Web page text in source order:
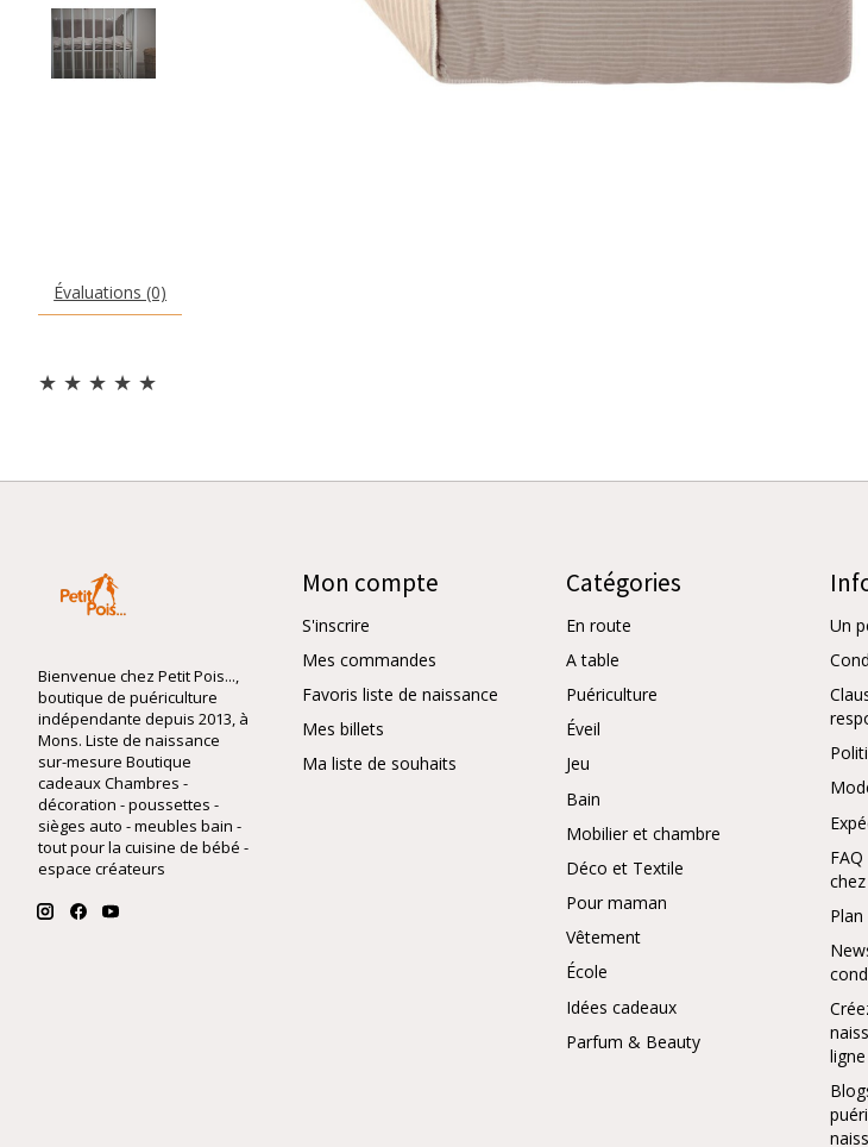
Évaluations (0)
★ ★ ★ ★ ★
Bienvenue chez Petit Pois...,
boutique de puériculture
indépendante depuis 2013, à
Mons. Liste de naissance
sur-mesure Boutique
cadeaux Chambres -
décoration - poussettes -
sièges auto - meubles bain -
tout pour la cuisine de bébé -
espace créateurs
Mon compte
S'inscrire
Mes commandes
Favoris liste de naissance
Mes billets
Ma liste de souhaits
Catégories
En route
A table
Puériculture
Éveil
Jeu
Bain
Mobilier et chambre
Déco et Textile
Pour maman
Vêtement
École
Idées cadeaux
Parfum & Beauty
Un